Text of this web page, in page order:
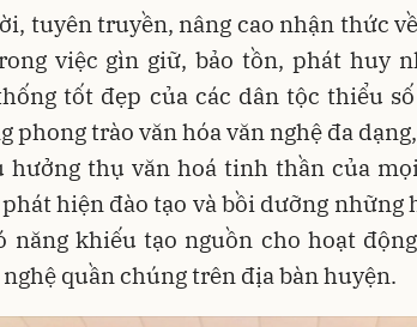
tuyên truyền, nâng cao nhận thức
việc gìn giữ, bảo tồn, phát huy
tốt đẹp của các dân tộc thiểu
phong trào văn hóa văn nghệ đa
hưởng thụ văn hoá tinh thần của
phát hiện đào tạo và bồi dưỡng những
năng khiếu tạo nguồn cho hoạt
quần chúng trên địa bàn huyện.